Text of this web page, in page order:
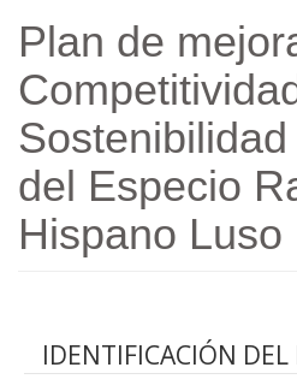
Plan de
del Especio
Hispano Luso
IDENTIFICACIÓN DEL